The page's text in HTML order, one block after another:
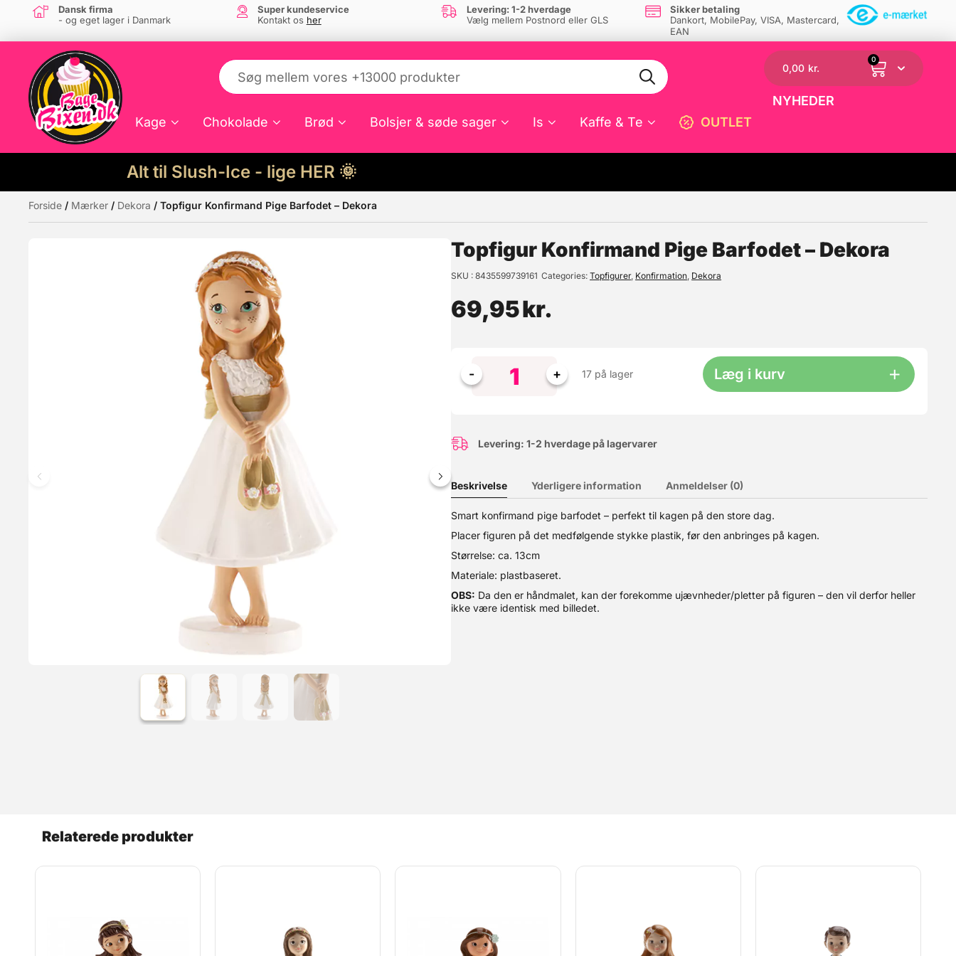
Dansk firma
- og eget lager i Danmark
Super kundeservice
Kontakt os her
Levering: 1-2 hverdage
Vælg mellem Postnord eller GLS
Sikker betaling
Dankort, MobilePay, VISA, Mastercard,
EAN
Kage Chokolade Brød Bolsjer & søde sager Is Kaffe & Te OUTLET
0,00 kr.
0
NYHEDER
Alt til Slush-Ice - lige HER 🌞
Måske kunne nogle af disse produkter have din interesse?
Topfigur Konfirmand Pige med Blomsterkrans - Dekora
Smart konfirmand pige med blomsterkrans - perfekt til kagen på den store dag. Placer figuren på det medfølgende stykke plastik, før den anbringes på kagen. Størrelse: ca. 15,5cm Materiale:
plastbaseret. OBS: Da den er håndmalet, kan der forekomme ujævnheder/pletter på figuren - den vil derfor heller ikke være identisk med billedet.
☓
Forside / Mærker / Dekora / Topfigur Konfirmand Pige Barfodet – Dekora
Topfigur Konfirmand Pige Barfodet – Dekora
SKU 8435599739161 Categories Topfigurer, Konfirmation, Dekora
69,95kr.
17 på lager Læg i kurv
Levering: 1-2 hverdage på lagervarer
Beskrivelse Yderligere information Anmeldelser (0)
Smart konfirmand pige barfodet – perfekt til kagen på den store dag.
Placer figuren på det medfølgende stykke plastik, før den anbringes på kagen.
Størrelse: ca. 13cm
Materiale: plastbaseret.
OBS: Da den er håndmalet, kan der forekomme ujævnheder/pletter på figuren – den vil derfor heller
ikke være identisk med billedet.
Relaterede produkter